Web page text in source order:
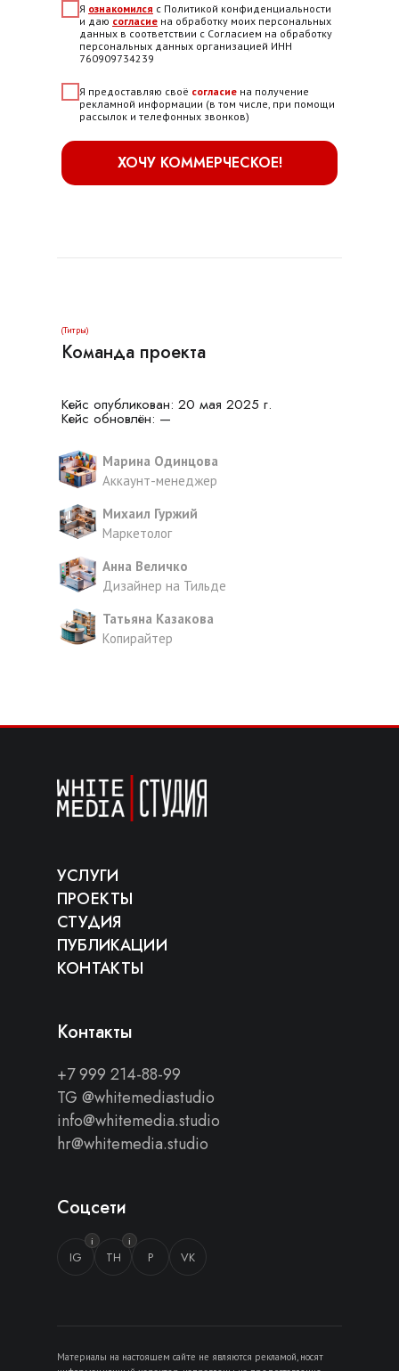
Я ознакомился с Политикой конфиденциальности
и даю согласие на обработку моих персональных
данных в соответствии с Согласием на обработку
персональных данных организацией ИНН
760909734239
Я предоставляю своё согласие на получение
рекламной информации (в том числе, при помощи
рассылок и телефонных звонков)
ХОЧУ КОММЕРЧЕСКОЕ!
Михаил Гуржий
Маркетолог
Татьяна Казакова
Копирайтер
Анна Величко
Дизайнер на Тильде
Марина Одинцова
Аккаунт-менеджер
Кейс опубликован: 20 мая 2025 г.
Кейс обновлён: —
Команда проекта
(Титры)
УСЛУГИ
ПРОЕКТЫ
СТУДИЯ
ПУБЛИКАЦИИ
КОНТАКТЫ
Контакты
+7 999 214-88-99
TG @whitemediastudio
info@whitemedia.studio
hr@whitemedia.studio
Соцсети
IG
i
TH
i
P VK
Материалы на настоящем сайте не являются рекламой, носят